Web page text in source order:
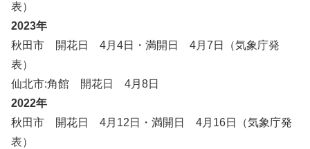
表）
2023年
秋田市 開花日 4月4日・満開日 4月7日（気象庁発
表）
仙北市:角館 開花日 4月8日
2022年
秋田市 開花日 4月12日・満開日 4月16日（気象庁発
表）